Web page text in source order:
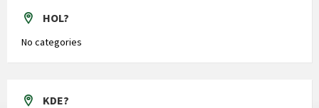
HOL?
No categories
KDE?